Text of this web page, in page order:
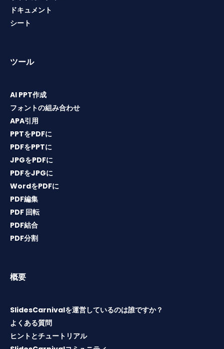
ドキュメント
シート
ツール
AI PPT作成
フォントの組み合わせ
APA引用
PPTをPDFに
PDFをPPTに
JPGをPDFに
PDFをJPGに
WordをPDFに
PDF編集
PDF 回転
PDF結合
PDF分割
概要
SlidesCarnivalを運営しているのは誰ですか？
よくある質問
ヒントとチュートリアル